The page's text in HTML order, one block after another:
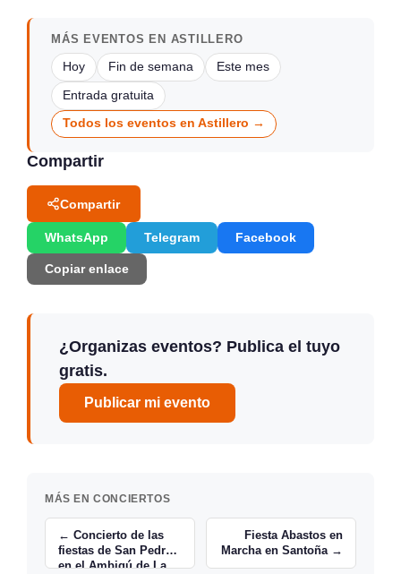
MÁS EVENTOS EN ASTILLERO
Hoy Fin de semana Este mes
Entrada gratuita
Todos los eventos en Astillero →
Compartir
Compartir
WhatsApp Telegram Facebook
Copiar enlace
¿Organizas eventos? Publica el tuyo
gratis.
Publicar mi evento
MÁS EN CONCIERTOS
← Concierto de las
fiestas de San Pedro
en el Ambigú de La
Fiesta Abastos en
Marcha en Santoña →